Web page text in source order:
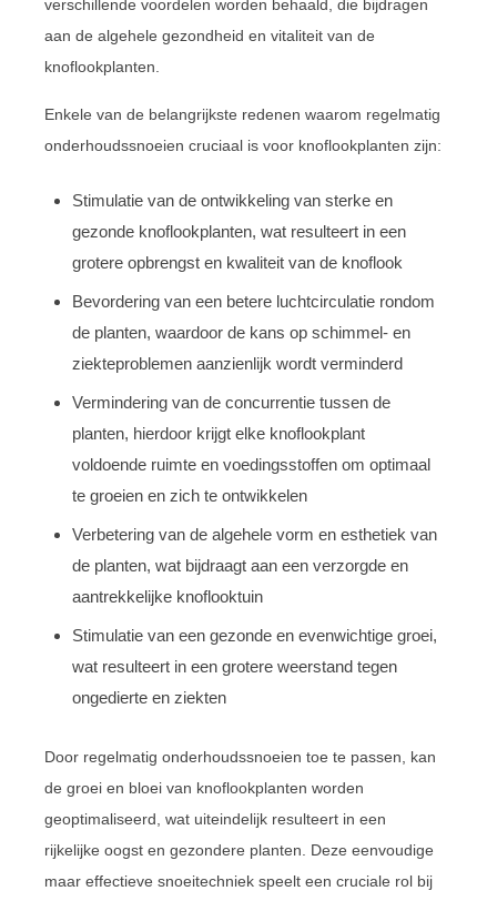
verschillende voordelen worden behaald, die bijdragen
aan de algehele gezondheid en vitaliteit van de
knoflookplanten.
Enkele van de belangrijkste redenen waarom regelmatig
onderhoudssnoeien cruciaal is voor knoflookplanten zijn:
Stimulatie van de ontwikkeling van sterke en
gezonde knoflookplanten, wat resulteert in een
grotere opbrengst en kwaliteit van de knoflook
Bevordering van een betere luchtcirculatie rondom
de planten, waardoor de kans op schimmel- en
ziekteproblemen aanzienlijk wordt verminderd
Vermindering van de concurrentie tussen de
planten, hierdoor krijgt elke knoflookplant
voldoende ruimte en voedingsstoffen om optimaal
te groeien en zich te ontwikkelen
Verbetering van de algehele vorm en esthetiek van
de planten, wat bijdraagt aan een verzorgde en
aantrekkelijke knoflooktuin
Stimulatie van een gezonde en evenwichtige groei,
wat resulteert in een grotere weerstand tegen
ongedierte en ziekten
Door regelmatig onderhoudssnoeien toe te passen, kan
de groei en bloei van knoflookplanten worden
geoptimaliseerd, wat uiteindelijk resulteert in een
rijkelijke oogst en gezondere planten. Deze eenvoudige
maar effectieve snoeitechniek speelt een cruciale rol bij